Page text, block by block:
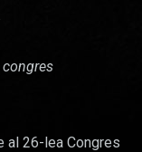
al 26-lea Congres